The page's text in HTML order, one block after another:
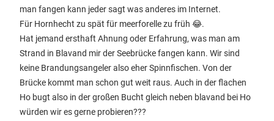
man fangen kann jeder sagt was anderes im Internet.
Für Hornhecht zu spät für meerforelle zu früh 😂.
Hat jemand ersthaft Ahnung oder Erfahrung, was man am
Strand in Blavand mir der Seebrücke fangen kann. Wir sind
keine Brandungsangeler also eher Spinnfischen. Von der
Brücke kommt man schon gut weit raus. Auch in der flachen
Ho bugt also in der großen Bucht gleich neben blavand bei Ho
würden wir es gerne probieren???